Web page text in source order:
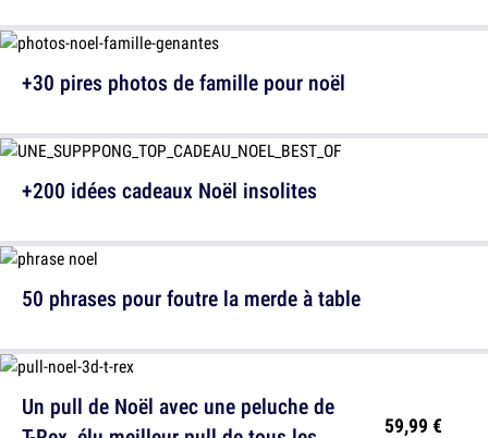
+30 pires photos de famille pour noël
50 phrases pour foutre la merde à table
+200 idées cadeaux Noël insolites
Un pull de Noël avec une peluche de
59,99 €